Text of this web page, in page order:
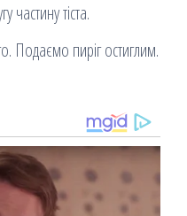
частину тіста.
Подаємо пиріг остиглим.